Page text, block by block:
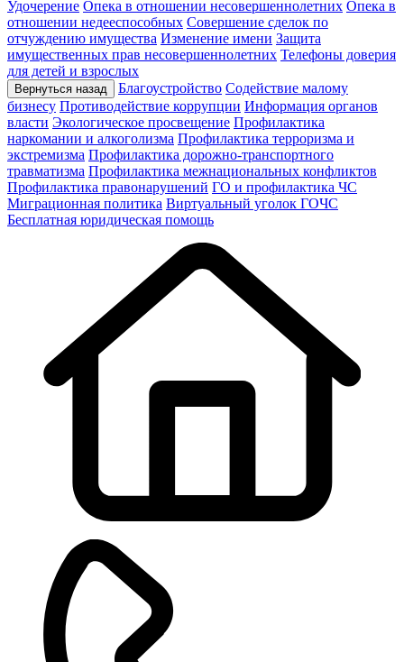
Удочерение Опека в отношении несовершеннолетних Опека в
отношении недееспособных Совершение сделок по
отчуждению имущества Изменение имени Защита
имущественных прав несовершеннолетних Телефоны доверия
для детей и взрослых
Вернуться назад Благоустройство Содействие малому
бизнесу Противодействие коррупции Информация органов
власти Экологическое просвещение Профилактика
наркомании и алкоголизма Профилактика терроризма и
экстремизма Профилактика дорожно-транспортного
травматизма Профилактика межнациональных конфликтов
Профилактика правонарушений ГО и профилактика ЧС
Миграционная политика Виртуальный уголок ГОЧС
Бесплатная юридическая помощь